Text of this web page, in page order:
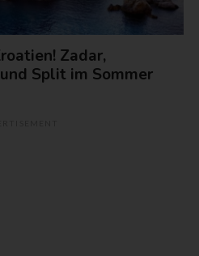
Zadar,
Split im Sommer